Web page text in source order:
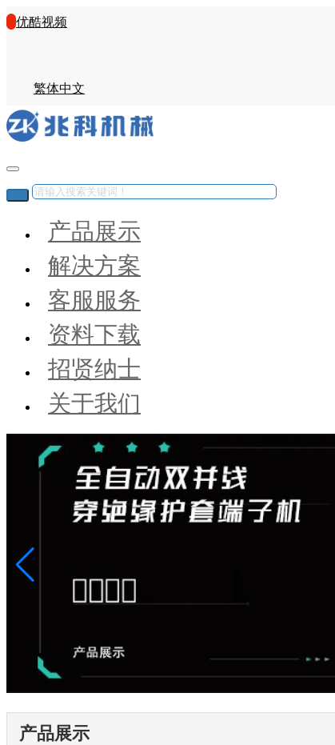
优酷视频
繁体中文
产品展示
解决方案
客服服务
资料下载
招贤纳士
关于我们
产品展示